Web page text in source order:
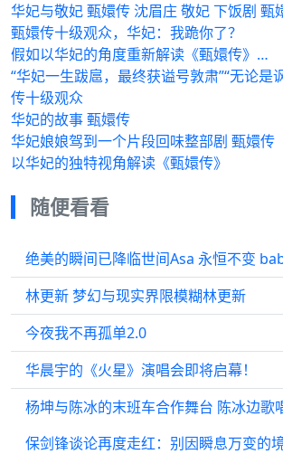
华妃与敬妃 甄嬛传 沈眉庄 敬妃 下饭剧 甄
甄嬛传十级观众，华妃：我跪你了？
假如以华妃的角度重新解读《甄嬛传》…
“华妃一生跋扈，最终获谥号敦肃”“无论是
传十级观众
华妃的故事 甄嬛传
华妃娘娘驾到一个片段回味整部剧 甄嬛传
以华妃的独特视角解读《甄嬛传》
随便看看
绝美的瞬间已降临世间Asa 永恒不变
林更新 梦幻与现实界限模糊林更新
今夜我不再孤单2.0
华晨宇的《火星》演唱会即将启幕！